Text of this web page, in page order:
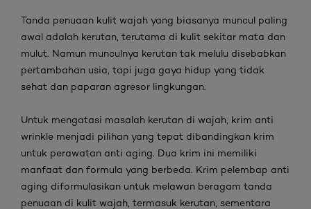
Tanda penuaan kulit wajah yang biasanya muncul paling
awal adalah kerutan, terutama di kulit sekitar mata dan
mulut. Namun munculnya kerutan tak melulu disebabkan
pertambahan usia, tapi juga gaya hidup yang tidak
sehat dan paparan agresor lingkungan.
Untuk mengatasi masalah kerutan di wajah, krim anti
wrinkle menjadi pilihan yang tepat dibandingkan krim
untuk perawatan anti aging. Dua krim ini memiliki
manfaat dan formula yang berbeda. Krim pelembap anti
aging diformulasikan untuk melawan beragam tanda
penuaan di kulit wajah, termasuk kerutan, sementara